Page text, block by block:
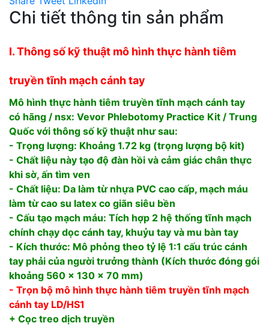
Chi tiết thông tin sản phẩm
I. Thông số kỹ thuật mô hình thực hành tiêm
truyền tĩnh mạch cánh tay
Mô hình thực hành tiêm truyền tĩnh mạch cánh tay
có hãng / nsx: Vevor Phlebotomy Practice Kit / Trung
Quốc với thông số kỹ thuật như sau:
- Trọng lượng: Khoảng 1.72 kg (trọng lượng bộ kit)
- Chất liệu này tạo độ đàn hồi và cảm giác chân thực
khi sờ, ấn tìm ven
- Chất liệu: Da làm từ nhựa PVC cao cấp, mạch máu
làm từ cao su latex co giãn siêu bền
- Cấu tạo mạch máu: Tích hợp 2 hệ thống tĩnh mạch
chính chạy dọc cánh tay, khuỷu tay và mu bàn tay
- Kích thước: Mô phỏng theo tỷ lệ 1:1 cấu trúc cánh
tay phải của người trưởng thành (Kích thước đóng gói
khoảng 560 x 130 x 70 mm)
- Trọn bộ mô hình thực hành tiêm truyền tĩnh mạch
cánh tay LD/HS1
+ Cọc treo dịch truyền